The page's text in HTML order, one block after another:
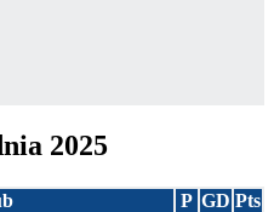
2025
P GD Pts